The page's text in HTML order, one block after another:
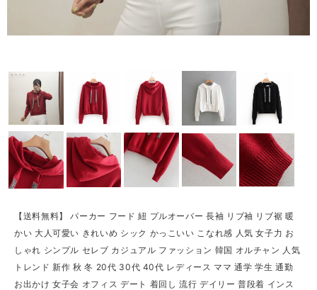
【送料無料】 パーカー フード 紐 プルオーバー 長袖 リブ袖 リブ裾 暖
かい 大人可愛い きれいめ シック かっこいい こなれ感 人気 女子力 お
しゃれ シンプル セレブ カジュアル ファッション 韓国 オルチャン 人気
トレンド 新作 秋 冬 20代 30代 40代 レディース ママ 通学 学生 通勤
お出かけ 女子会 オフィス デート 着回し 流行 デイリー 普段着 インス